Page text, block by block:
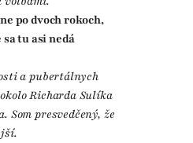
po dvoch rokoch,
tu asi nedá
a pubertálnych
Richarda Sulíka
Som presvedčený, že